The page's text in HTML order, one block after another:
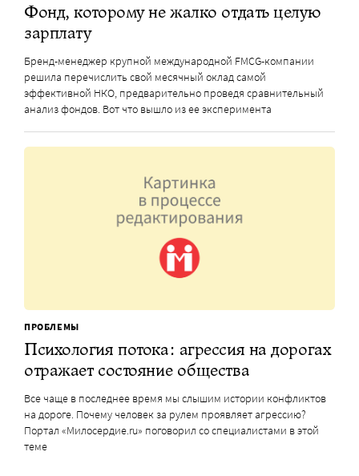
Фонд, которому не жалко отдать целую
зарплату
Бренд-менеджер крупной международной FMCG-компании
решила перечислить свой месячный оклад самой
эффективной НКО, предварительно проведя сравнительный
анализ фондов. Вот что вышло из ее эксперимента
ПРОБЛЕМЫ
Психология потока: агрессия на дорогах
отражает состояние общества
Все чаще в последнее время мы слышим истории конфликтов
на дороге. Почему человек за рулем проявляет агрессию?
Портал «Милосердие.ru» поговорил со специалистами в этой
теме